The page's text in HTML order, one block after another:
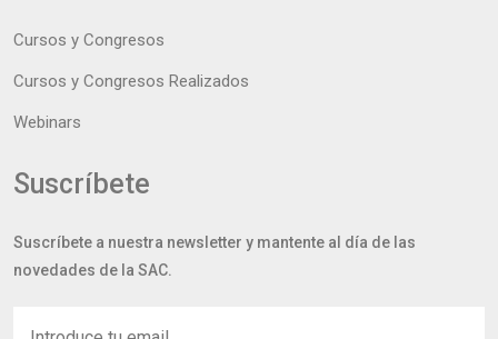
Cursos y Congresos
Cursos y Congresos Realizados
Webinars
Suscríbete
Suscríbete a nuestra newsletter y mantente al día de las
novedades de la SAC.